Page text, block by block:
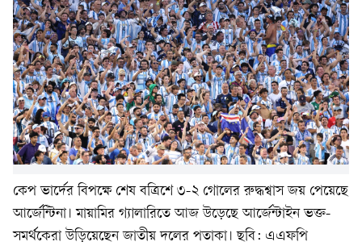
কেপ ভার্দের বিপক্ষে শেষ বত্রিশে ৩-২ গোলের রুদ্ধশ্বাস জয় পেয়েছে
আর্জেন্টিনা। মায়ামির গ্যালারিতে আজ উড়েছে আর্জেন্টাইন ভক্ত-
সমর্থকেরা উড়িয়েছেন জাতীয় দলের পতাকা। ছবি: এএফপি